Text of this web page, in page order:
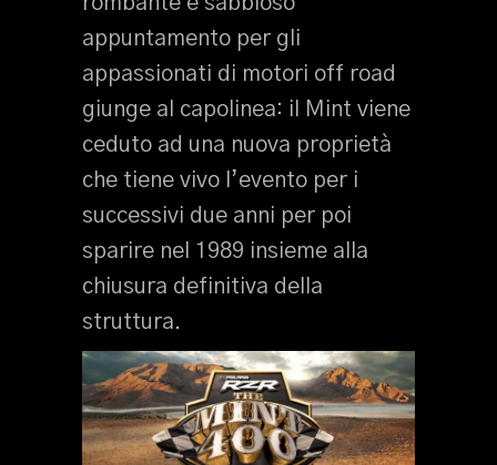
appuntamento per gli
appassionati di motori off road
giunge al capolinea: il Mint viene
ceduto ad una nuova proprietà
che tiene vivo l’evento per i
successivi due anni per poi
sparire nel 1989 insieme alla
chiusura definitiva della
struttura.